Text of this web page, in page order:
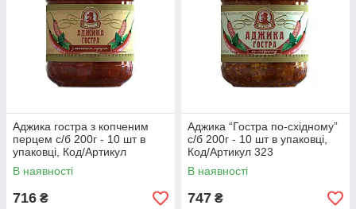
Аджика гостра з копченим
перцем с/б 200г - 10 шт в
упаковці, Код/Артикул
В наявності
716 ₴
Аджика “Гостра по-східному”
с/б 200г - 10 шт в упаковці,
Код/Артикул 323
В наявності
747 ₴